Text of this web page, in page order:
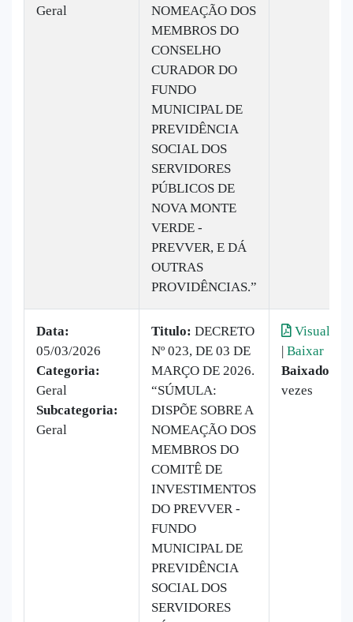
Geral
NOMEAÇÃO DOS
MEMBROS DO
CONSELHO
CURADOR DO
FUNDO
MUNICIPAL DE
PREVIDÊNCIA
SOCIAL DOS
SERVIDORES
PÚBLICOS DE
NOVA MONTE
VERDE -
PREVVER, E DÁ
OUTRAS
PROVIDÊNCIAS.”
Data:
05/03/2026
Categoria:
Geral
Subcategoria:
Geral
Titulo: DECRETO
Nº 023, DE 03 DE
MARÇO DE 2026.
“SÚMULA:
DISPÕE SOBRE A
NOMEAÇÃO DOS
MEMBROS DO
COMITÊ DE
INVESTIMENTOS
DO PREVVER -
FUNDO
MUNICIPAL DE
PREVIDÊNCIA
SOCIAL DOS
SERVIDORES
Visualizar
| Baixar
Baixado:
vezes